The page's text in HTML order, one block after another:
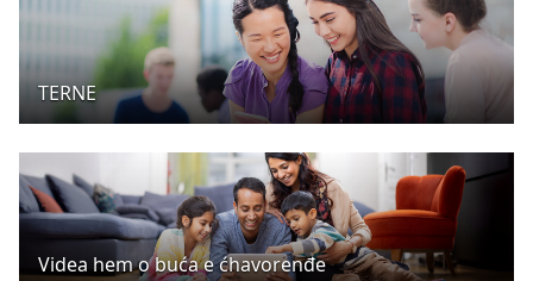
TERNE
Videa hem o buća e ćhavorenđe